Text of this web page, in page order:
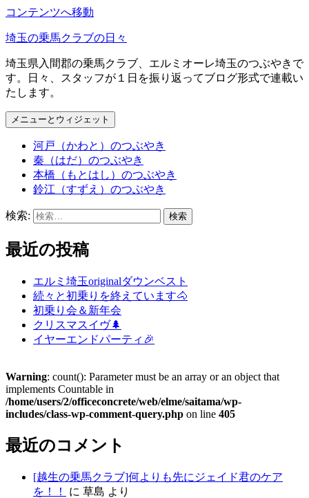
コンテンツへ移動
埼玉の乗馬クラブの日々
埼玉県入間郡の乗馬クラブ、エルミオーレ埼玉のつぶやきで
す。日々、スタッフが１日を振り返ってブログ形式で連載い
たします。
メニューとウィジェット
河戸（かわと）のつぶやき
秦（はだ）のつぶやき
本橋（もとはし）のつぶやき
鈴江（すずえ）のつぶやき
検索:
最近の投稿
エルミ埼玉originalダウンベスト
続々と初乗りを終えています🐴
初乗り会＆新年会
クリスマスイヴ🌲
イヤーエンドパーティ🎉
Warning: count(): Parameter must be an array or an object that
implements Countable in
/home/users/2/officeconcrete/web/elme/saitama/wp-
includes/class-wp-comment-query.php on line 405
最近のコメント
[越生の乗馬クラブ]何よりも先にジェイド君のケア
を！！
に 草島 より